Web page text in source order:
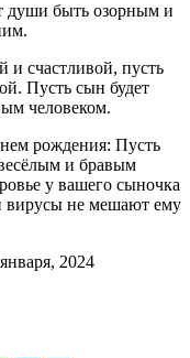
души быть озорным и
и счастливой, пусть
Пусть сын будет
человеком.
рождения: Пусть
и бравым
у вашего сыночка
вирусы не мешают ему
2024